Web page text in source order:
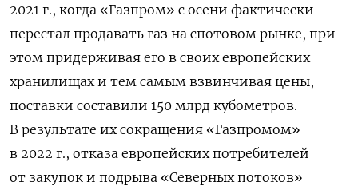
2021 г., когда «Газпром» с осени фактически
перестал продавать газ на спотовом рынке, при
этом придерживая его в своих европейских
хранилищах и тем самым взвинчивая цены,
поставки составили 150 млрд кубометров.
В результате их сокращения «Газпромом»
в 2022 г., отказа европейских потребителей
от закупок и подрыва «Северных потоков»